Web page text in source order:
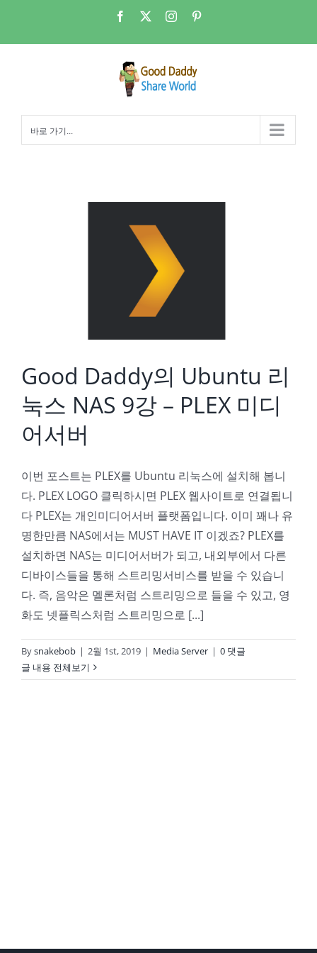
츠
Facebook Instagram
바로 가기...
Good Daddy의 Ubuntu 리
눅스 NAS 9강 – PLEX 미디
어서버
이번 포스트는 PLEX를 Ubuntu 리눅스에 설치해 봅니
다. PLEX LOGO 클릭하시면 PLEX 웹사이트로 연결됩니
다 PLEX는 개인미디어서버 플랫폼입니다. 이미 꽤나 유
명한만큼 NAS에서는 MUST HAVE IT 이겠죠? PLEX를
설치하면 NAS는 미디어서버가 되고, 내외부에서 다른
디바이스들을 통해 스트리밍서비스를 받을 수 있습니
다. 즉, 음악은 멜론처럼 스트리밍으로 들을 수 있고, 영
화도 넷플릭스처럼 스트리밍으로 [...]
Bysnakebob | 2월 1st, 2019 | Media Server | 0 댓글
글 내용 전체보기